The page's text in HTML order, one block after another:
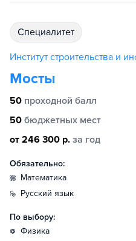
специалитет
Институт строительства и
Мосты
50 проходной балл
50 бюджетных мест
от 246 300 р. за год
Обязательно:
математика
русский язык
По выбору:
физика